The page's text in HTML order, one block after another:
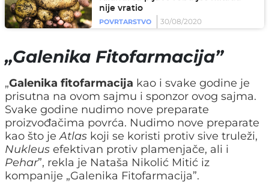
nije vratio
POVRTARSTVO
30/08/2020
„Galenika Fitofarmacija”
„Galenika fitofarmacija kao i svake godine je
prisutna na ovom sajmu i sponzor ovog sajma.
Svake godine nudimo nove preparate
proizvođačima povrća. Nudimo nove preparate
kao što je Atlas koji se koristi protiv sive truleži,
Nukleus efektivan protiv plamenjače, ali i
Pehar”, rekla je Nataša Nikolić Mitić iz
kompanije „Galenika Fitofarmacija”.